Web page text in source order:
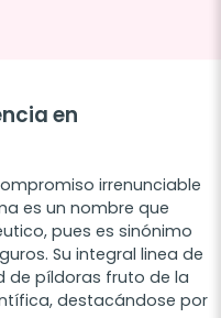
en
irrenunciable
es un nombre que
pues es sinónimo
Su integral linea de
de píldoras fruto de la
destacándose por